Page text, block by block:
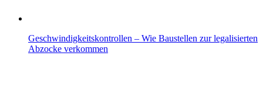
Geschwindigkeitskontrollen – Wie Baustellen zur legalisierten
Abzocke verkommen